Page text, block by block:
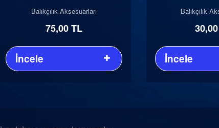
Balıkçılık Aksesuarları
75,00 TL
İncele
Balıkçılık
İncele